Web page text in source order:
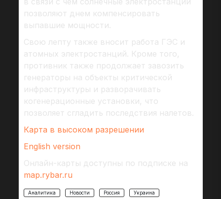
позволяют днем компенсировать
выпавшие мощности.
Свою лепту также вносит работа ГЭС и
атомных электростанций. Кроме того,
противник также продолжает завозить
генераторы на объекты критической
инфраструктуры и разворачивать
когенерационные установки, что
позволяет сгладить последствия налетов.
Карта в высоком разрешении
English version
Онлайн-карты доступны по подписке на
map.rybar.ru
Аналитика Новости Россия Украина